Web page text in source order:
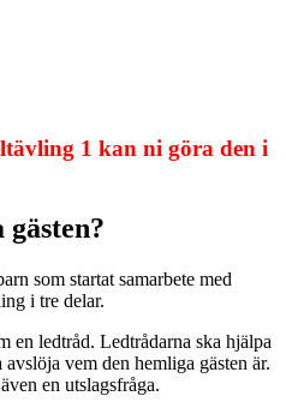
1 kan ni göra den i
som startat samarbete med
i tre delar.
en ledtråd. Ledtrådarna ska hjälpa
vem den hemliga gästen är.
en utslagsfråga.